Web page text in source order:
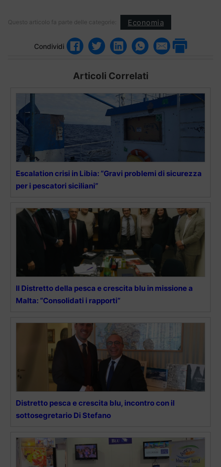
Questo articolo fa parte delle categorie: Economia
Condividi
Articoli Correlati
Escalation crisi in Libia: “Gravi problemi di sicurezza
per i pescatori siciliani”
Il Distretto della pesca e crescita blu in missione a
Malta: “Consolidati i rapporti”
Distretto pesca e crescita blu, incontro con il
sottosegretario Di Stefano